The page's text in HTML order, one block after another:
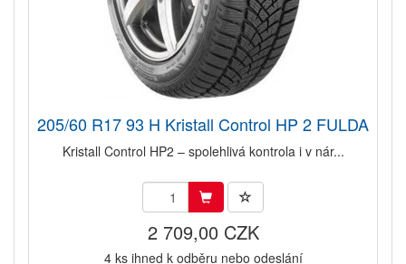
205/60 R17 93 H Kristall Control HP 2 FULDA
Kristall Control HP2 – spolehlivá kontrola i v nár...
2 709,00 CZK
4 ks ihned k odběru nebo odeslání